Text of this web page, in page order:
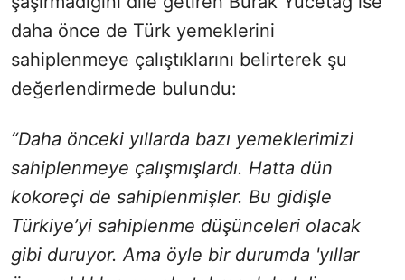
daha önce de Türk yemeklerini
sahiplenmeye çalıştıklarını belirterek şu
değerlendirmede bulundu:
“Daha önceki yıllarda bazı yemeklerimizi
sahiplenmeye çalışmışlardı. Hatta dün
kokoreçi de sahiplenmişler. Bu gidişle
Türkiye’yi sahiplenme düşünceleri olacak
gibi duruyor. Ama öyle bir durumda 'yıllar